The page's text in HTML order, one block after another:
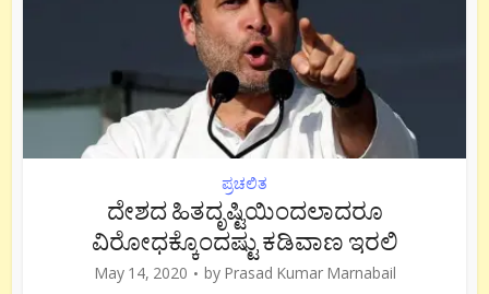
ಪ್ರಚಲಿತ
ದೇಶದ ಹಿತದೃಷ್ಟಿಯಿಂದಲಾದರೂ
ವಿರೋಧಕ್ಕೊಂದಷ್ಟು ಕಡಿವಾಣ ಇರಲಿ
May 14, 2020 by Prasad Kumar Marnabail